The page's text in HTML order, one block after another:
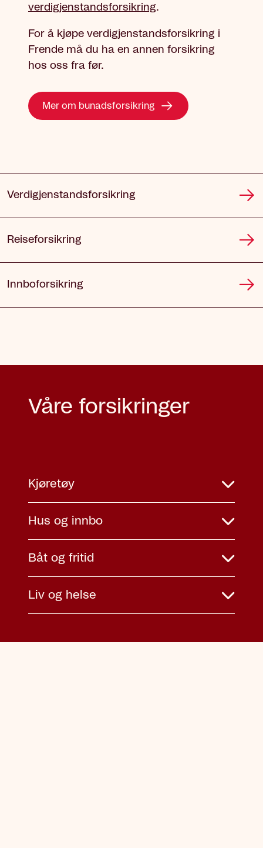
verdigjenstandsforsikring.
For å kjøpe verdigjenstandsforsikring i
Frende må du ha en annen forsikring
hos oss fra før.
Mer om bunadsforsikring
Verdigjenstands­forsikring
Reiseforsikring
Innboforsikring
Våre forsikringer
Kjøretøy
Hus og innbo
Båt og fritid
Liv og helse